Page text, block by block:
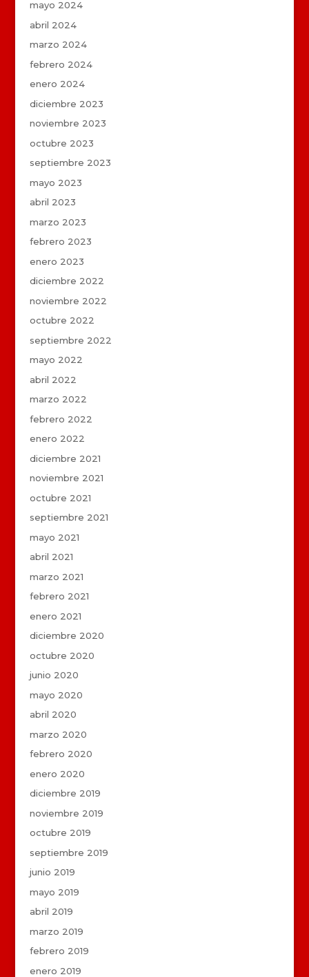
mayo 2024
abril 2024
marzo 2024
febrero 2024
enero 2024
diciembre 2023
noviembre 2023
octubre 2023
septiembre 2023
mayo 2023
abril 2023
marzo 2023
febrero 2023
enero 2023
diciembre 2022
noviembre 2022
octubre 2022
septiembre 2022
mayo 2022
abril 2022
marzo 2022
febrero 2022
enero 2022
diciembre 2021
noviembre 2021
octubre 2021
septiembre 2021
mayo 2021
abril 2021
marzo 2021
febrero 2021
enero 2021
diciembre 2020
octubre 2020
junio 2020
mayo 2020
abril 2020
marzo 2020
febrero 2020
enero 2020
diciembre 2019
noviembre 2019
octubre 2019
septiembre 2019
junio 2019
mayo 2019
abril 2019
marzo 2019
febrero 2019
enero 2019